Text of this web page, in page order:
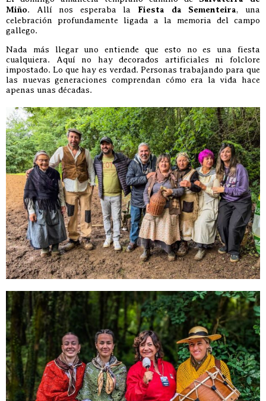
Miño. Allí nos esperaba la Fiesta da Sementeira, una
celebración profundamente ligada a la memoria del campo
gallego.
Nada más llegar uno entiende que esto no es una fiesta
cualquiera. Aquí no hay decorados artificiales ni folclore
impostado. Lo que hay es verdad. Personas trabajando para que
las nuevas generaciones comprendan cómo era la vida hace
apenas unas décadas.